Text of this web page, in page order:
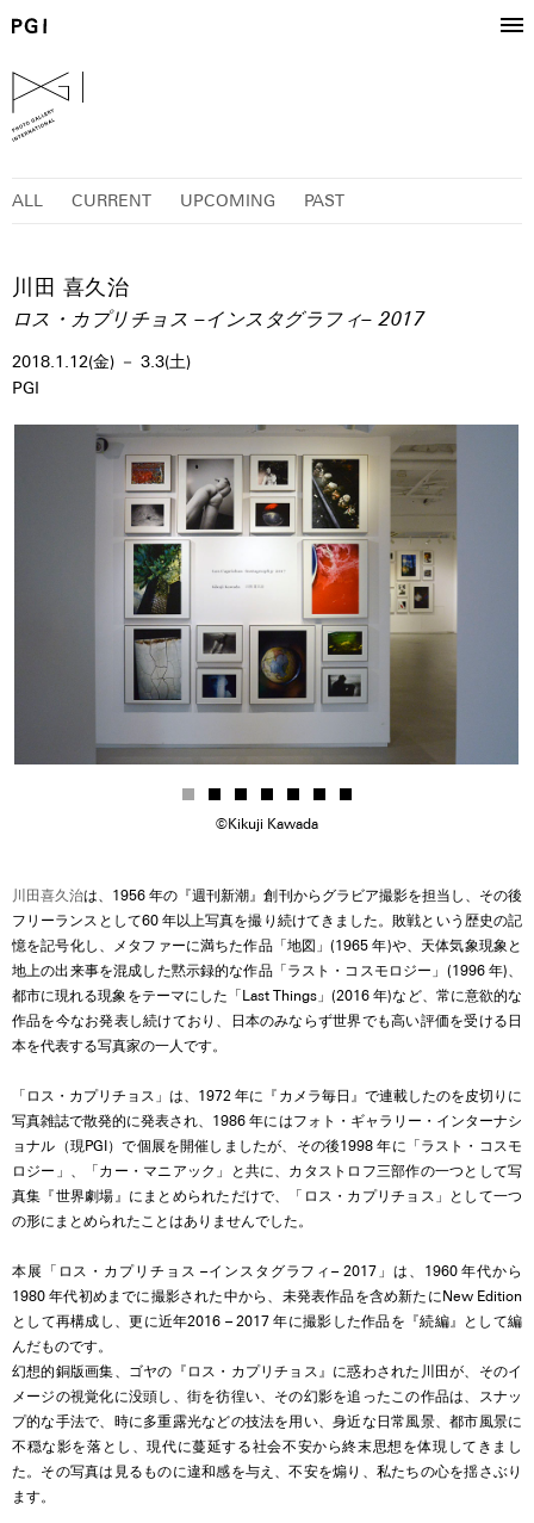
ALL CURRENT UPCOMING PAST
川田 喜久治
ロス・カプリチョス –インスタグラフィ– 2017
2018.1.12(金) － 3.3(土)
PGI
©Kikuji Kawada
川田喜久治は、1956 年の『週刊新潮』創刊からグラビア撮影を担当し、その後
フリーランスとして60 年以上写真を撮り続けてきました。敗戦という歴史の記
憶を記号化し、メタファーに満ちた作品「地図」(1965 年)や、天体気象現象と
地上の出来事を混成した黙示録的な作品「ラスト・コスモロジー」(1996 年)、
都市に現れる現象をテーマにした「Last Things」(2016 年)など、常に意欲的な
作品を今なお発表し続けており、日本のみならず世界でも高い評価を受ける日
本を代表する写真家の一人です。
「ロス・カプリチョス」は、1972 年に『カメラ毎日』で連載したのを皮切りに
写真雑誌で散発的に発表され、1986 年にはフォト・ギャラリー・インターナシ
ョナル（現PGI）で個展を開催しましたが、その後1998 年に「ラスト・コスモ
ロジー」、「カー・マニアック」と共に、カタストロフ三部作の一つとして写
真集『世界劇場』にまとめられただけで、「ロス・カプリチョス」として一つ
の形にまとめられたことはありませんでした。
本展「ロス・カプリチョス –インスタグラフィ– 2017」は、1960 年代から
1980 年代初めまでに撮影された中から、未発表作品を含め新たにNew Edition
として再構成し、更に近年2016 – 2017 年に撮影した作品を『続編』として編
んだものです。
幻想的銅版画集、ゴヤの『ロス・カプリチョス』に惑わされた川田が、そのイ
メージの視覚化に没頭し、街を彷徨い、その幻影を追ったこの作品は、スナッ
プ的な手法で、時に多重露光などの技法を用い、身近な日常風景、都市風景に
不穏な影を落とし、現代に蔓延する社会不安から終末思想を体現してきまし
た。その写真は見るものに違和感を与え、不安を煽り、私たちの心を揺さぶり
ます。